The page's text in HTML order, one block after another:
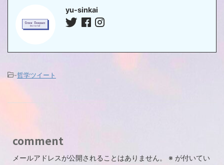
yu-sinkai
-哲学ツイート
comment
メールアドレスが公開されることはありません。 ※ が付いてい